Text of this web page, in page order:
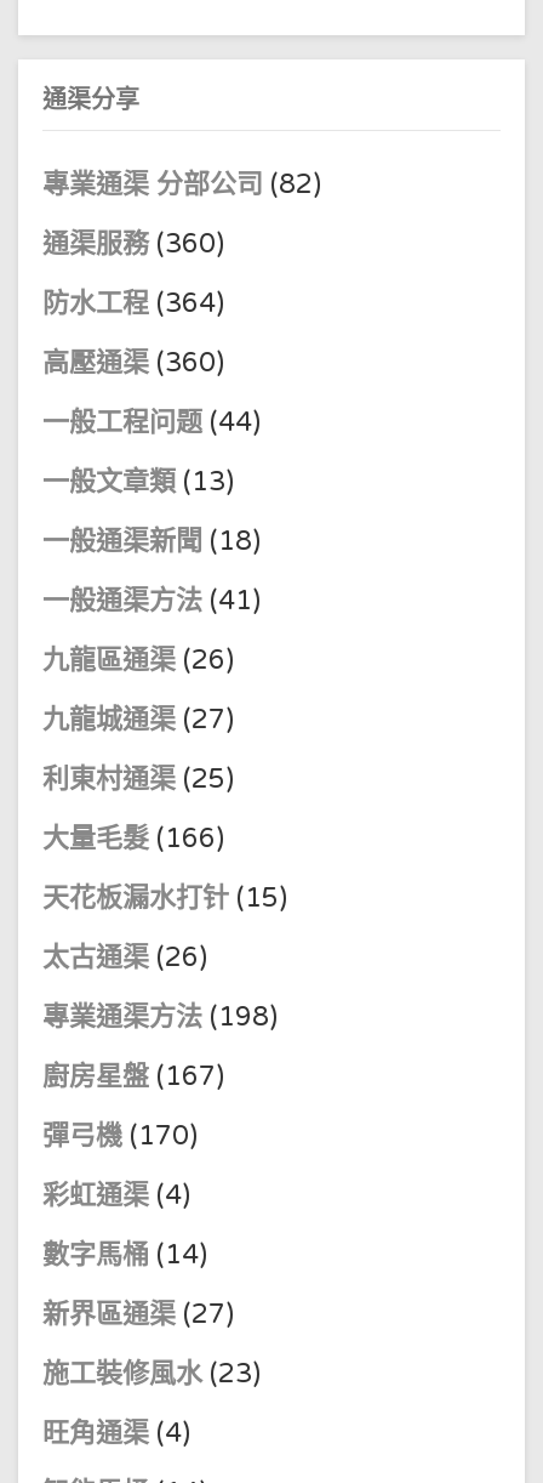
通渠分享
專業通渠 分部公司 (82)
通渠服務 (360)
防水工程 (364)
高壓通渠 (360)
一般工程问题 (44)
一般文章類 (13)
一般通渠新聞 (18)
一般通渠方法 (41)
九龍區通渠 (26)
九龍城通渠 (27)
利東村通渠 (25)
大量毛髮 (166)
天花板漏水打针 (15)
太古通渠 (26)
專業通渠方法 (198)
廚房星盤 (167)
彈弓機 (170)
彩虹通渠 (4)
數字馬桶 (14)
新界區通渠 (27)
施工裝修風水(23)
旺角通渠 (4)